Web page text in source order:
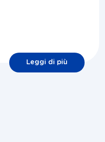
Leggi di più